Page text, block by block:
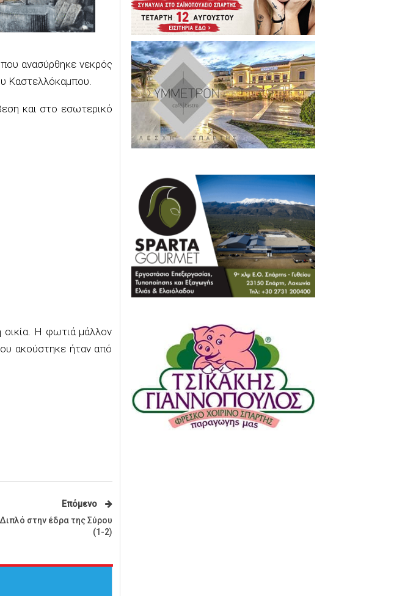
ανασύρθηκε νεκρός
Καστελλόκαμπου.
και στο εσωτερικό
Η φωτιά μάλλον
ακούστηκε ήταν από
Επόμενο
στην έδρα της Σύρου
(1-2)